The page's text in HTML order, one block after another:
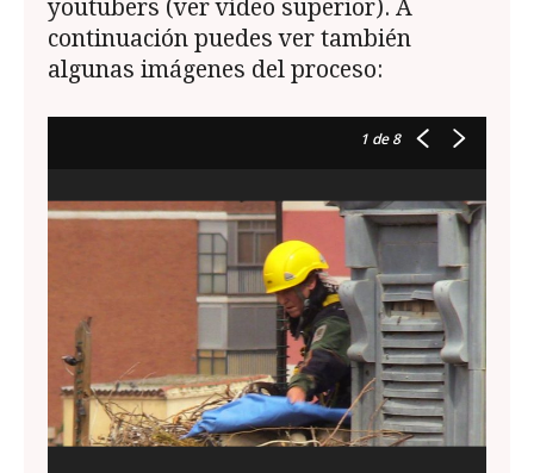
youtubers (ver vídeo superior). A
continuación puedes ver también
algunas imágenes del proceso:
1 de 8